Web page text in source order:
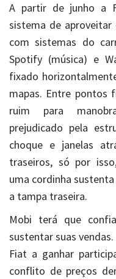
A partir de junho a
sistema de
com sistemas do
Spotify (música) e
fixado
mapas. Entre pontos
ruim para
prejudicado pela
choque e janelas
traseiros, só por
uma cordinha
a tampa traseira.
Mobi terá que
sustentar suas
Fiat a ganhar
conflito de preços